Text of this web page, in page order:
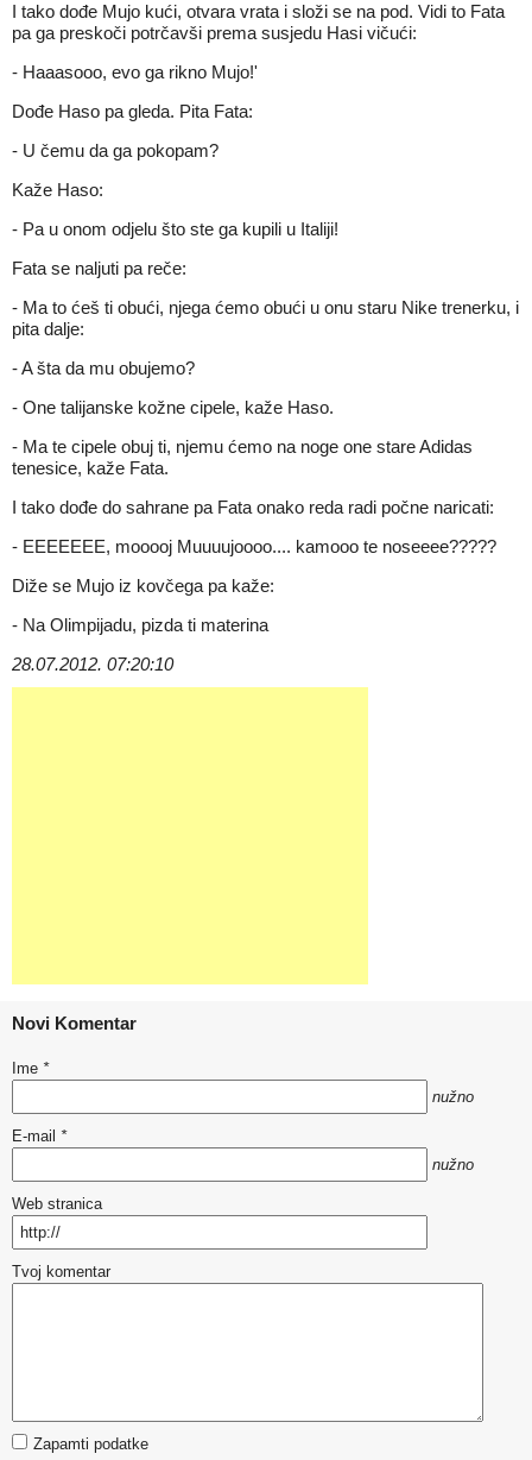
I tako dođe Mujo kući, otvara vrata i složi se na pod. Vidi to Fata
pa ga preskoči potrčavši prema susjedu Hasi vičući:
- Haaasooo, evo ga rikno Mujo!'
Dođe Haso pa gleda. Pita Fata:
- U čemu da ga pokopam?
Kaže Haso:
- Pa u onom odjelu što ste ga kupili u Italiji!
Fata se naljuti pa reče:
- Ma to ćeš ti obući, njega ćemo obući u onu staru Nike trenerku, i
pita dalje:
- A šta da mu obujemo?
- One talijanske kožne cipele, kaže Haso.
- Ma te cipele obuj ti, njemu ćemo na noge one stare Adidas
tenesice, kaže Fata.
I tako dođe do sahrane pa Fata onako reda radi počne naricati:
- EEEEEEE, mooooj Muuuujoooo.... kamooo te noseeee?????
Diže se Mujo iz kovčega pa kaže:
- Na Olimpijadu, pizda ti materina
28.07.2012. 07:20:10
Novi Komentar
Ime *
nužno
E-mail *
nužno
Web stranica
Tvoj komentar
Zapamti podatke